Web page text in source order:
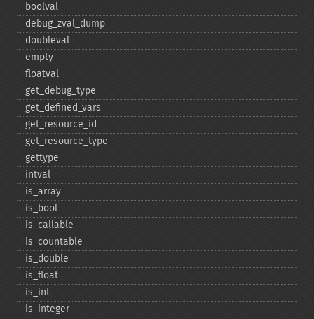
boolval
debug_​zval_​dump
doubleval
empty
floatval
get_​debug_​type
get_​defined_​vars
get_​resource_​id
get_​resource_​type
gettype
intval
is_​array
is_​bool
is_​callable
is_​countable
is_​double
is_​float
is_​int
is_​integer